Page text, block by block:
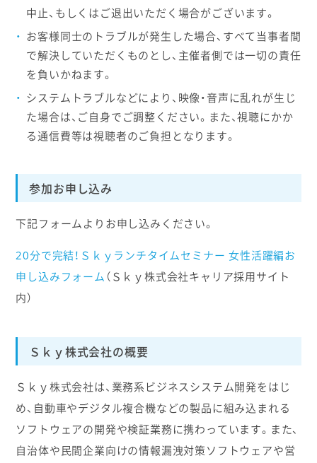
中止、もしくはご退出いただく場合がございます。
お客様同士のトラブルが発生した場合、すべて当事者間
で解決していただくものとし、主催者側では一切の責任
を負いかねます。
システムトラブルなどにより、映像・音声に乱れが生じ
た場合は、ご自身でご調整ください。また、視聴にかか
る通信費等は視聴者のご負担となります。
参加お申し込み
下記フォームよりお申し込みください。
20分で完結！Ｓｋｙランチタイムセミナー 女性活躍編お
申し込みフォーム （Ｓｋｙ株式会社キャリア採用サイト
内）
Ｓｋｙ株式会社の概要
Ｓｋｙ株式会社は、業務系ビジネスシステム開発をはじ
め、自動車やデジタル複合機などの製品に組み込まれる
ソフトウェアの開発や検証業務に携わっています。また、
自治体や民間企業向けの情報漏洩対策ソフトウェアや営